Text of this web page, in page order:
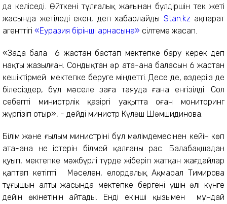
да келіседі. Өйткені тұлғалық жағынан бүлдіршін тек жеті
жасында жетіледі екен, деп хабарлайды Stan.kzақпарат
агенттігі «Еуразия бірінші арнасына» сілтеме жасап.
«Заңда бала 6 жастан бастап мектепке бару керек деп
нақты жазылған. Сондықтан әр ата-ана баласын 6 жастан
кешіктірмей мектепке беруге міндетті. Десе де, өздеріңіз де
білесіздер, бұл мәселе заңға таяуда ғана енгізілді. Сол
себепті министрлік қазіргі уақытта оған мониторинг
жүргізіп отыр», - дейді министр Күләш Шәмшидинова.
Білім және ғылым министрінің бұл мәлімдемесінен кейін көп
ата-ана не істерін білмей қалғаны рас. Балабақшадан
қуып, мектепке мәжбүрлі түрде жіберіп жатқан жағдайлар
қаптап кетіпті. Мәселен, елордалық Ақмарал Тимирова
тұңғышын алты жасында мектепке бергені үшін әлі күнге
дейін өкінетінін айтады. Енді екінші қызымен мұндай